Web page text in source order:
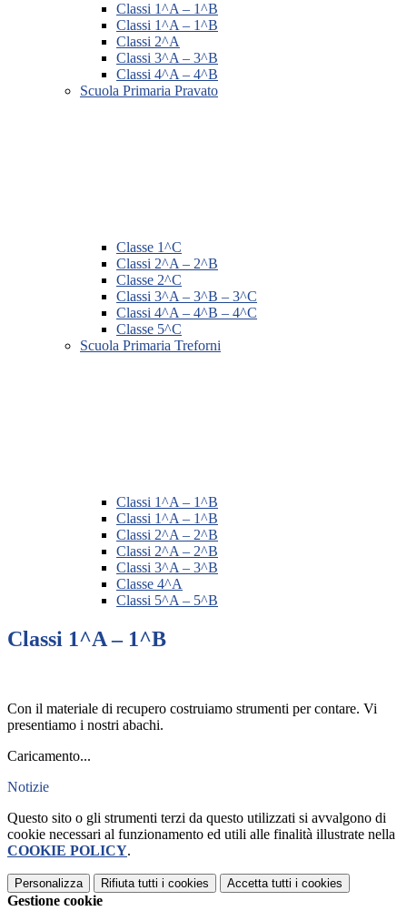
Classi 1^A – 1^B
Classi 1^A – 1^B
Classi 2^A
Classi 3^A – 3^B
Classi 4^A – 4^B
Scuola Primaria Pravato
Classe 1^C
Classi 2^A – 2^B
Classe 2^C
Classi 3^A – 3^B – 3^C
Classi 4^A – 4^B – 4^C
Classe 5^C
Scuola Primaria Treforni
Classi 1^A – 1^B
Classi 1^A – 1^B
Classi 2^A – 2^B
Classi 2^A – 2^B
Classi 3^A – 3^B
Classe 4^A
Classi 5^A – 5^B
Classi 1^A – 1^B
Con il materiale di recupero costruiamo strumenti per contare. Vi
presentiamo i nostri abachi.
Caricamento...
Notizie
Questo sito o gli strumenti terzi da questo utilizzati si avvalgono di
cookie necessari al funzionamento ed utili alle finalità illustrate nella
COOKIE POLICY.
Personalizza Rifiuta tutti i cookies Accetta tutti i cookies
Gestione cookie